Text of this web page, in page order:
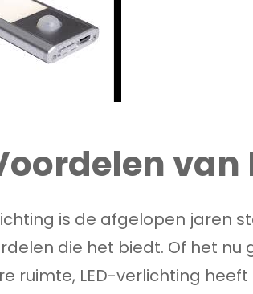
is de afgelopen jaren
die het biedt. Of het
ruimte, LED-verlichting